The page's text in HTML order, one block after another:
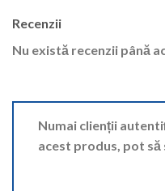
Recenzii
Nu există recenzii până
Numai clienții
acest produs, pot să